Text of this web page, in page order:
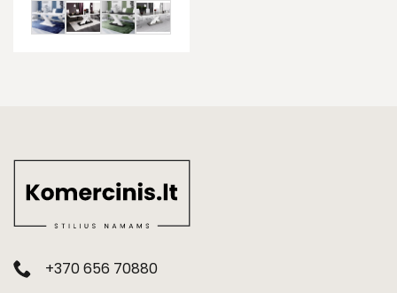
+370 656 70880